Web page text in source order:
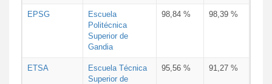
EPSG
Escuela
Politécnica
Superior de
Gandia
98,84 % 98,39 %
ETSA
Escuela Técnica
Superior de
95,56 % 91,27 %